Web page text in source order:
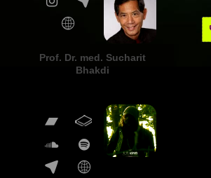
Prof. Dr. med. Sucharit
Bhakdi